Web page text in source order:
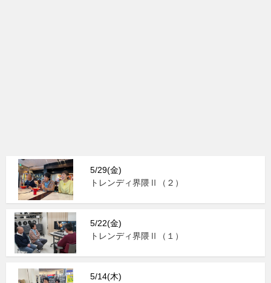
5/29(金)
トレンディ界隈Ⅱ（２）
5/22(金)
トレンディ界隈Ⅱ（１）
5/14(木)